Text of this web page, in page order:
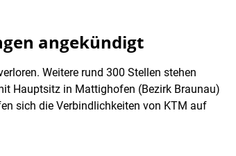
angekündigt
Weitere rund 300 Stellen stehen
Hauptsitz in Mattighofen (Bezirk Braunau)
sich die Verbindlichkeiten von KTM auf